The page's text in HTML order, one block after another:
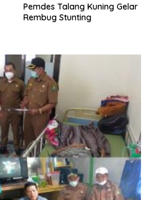
Pemdes Talang Kuning Gelar
Rembug Stunting